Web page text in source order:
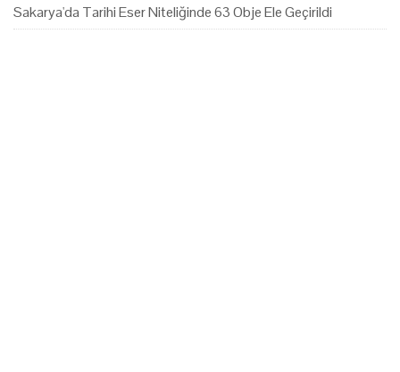
Sakarya'da Tarihi Eser Niteliğinde 63 Obje Ele Geçirildi